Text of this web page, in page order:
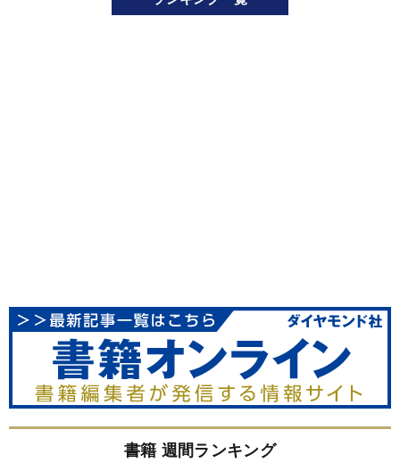
書籍 週間ランキング